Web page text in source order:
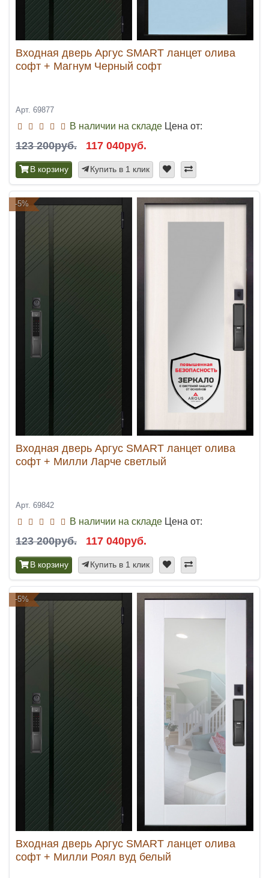
Входная дверь Аргус SMART ланцет олива
софт + Магнум Черный софт
Арт. 69877
В наличии на складе Цена от:
123 200руб. 117 040руб.
В корзину Купить в 1 клик
-5%
Входная дверь Аргус SMART ланцет олива
софт + Милли Ларче светлый
Арт. 69842
В наличии на складе Цена от:
123 200руб. 117 040руб.
В корзину Купить в 1 клик
-5%
Входная дверь Аргус SMART ланцет олива
софт + Милли Роял вуд белый